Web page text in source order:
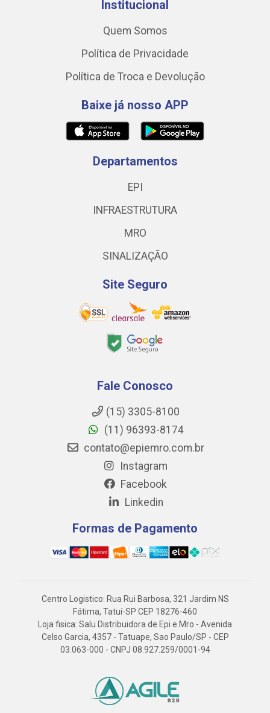
Institucional
Quem Somos
Política de Privacidade
Política de Troca e Devolução
Baixe já nosso APP
Departamentos
EPI
INFRAESTRUTURA
MRO
SINALIZAÇÃO
Site Seguro
Fale Conosco
(15) 3305-8100
(11) 96393-8174
contato@epiemro.com.br
Instagram
Facebook
Linkedin
Formas de Pagamento
Centro Logistico: Rua Rui Barbosa, 321 Jardim NS
Fátima, Tatuí-SP CEP 18276-460
Loja fisica: Salu Distribuidora de Epi e Mro - Avenida
Celso Garcia, 4357 - Tatuape, Sao Paulo/SP - CEP
03.063-000 - CNPJ 08.927.259/0001-94